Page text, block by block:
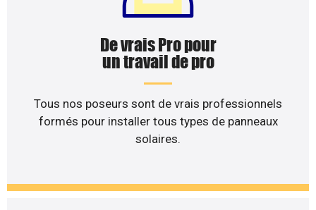
De vrais Pro pour
un travail de pro
Tous nos poseurs sont de vrais professionnels
formés pour installer tous types de panneaux
solaires.